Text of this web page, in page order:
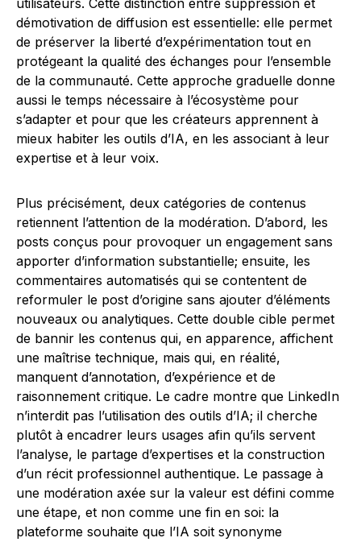
utilisateurs. Cette distinction entre suppression et
démotivation de diffusion est essentielle: elle permet
de préserver la liberté d’expérimentation tout en
protégeant la qualité des échanges pour l’ensemble
de la communauté. Cette approche graduelle donne
aussi le temps nécessaire à l’écosystème pour
s’adapter et pour que les créateurs apprennent à
mieux habiter les outils d’IA, en les associant à leur
expertise et à leur voix.
Plus précisément, deux catégories de contenus
retiennent l’attention de la modération. D’abord, les
posts conçus pour provoquer un engagement sans
apporter d’information substantielle; ensuite, les
commentaires automatisés qui se contentent de
reformuler le post d’origine sans ajouter d’éléments
nouveaux ou analytiques. Cette double cible permet
de bannir les contenus qui, en apparence, affichent
une maîtrise technique, mais qui, en réalité,
manquent d’annotation, d’expérience et de
raisonnement critique. Le cadre montre que LinkedIn
n’interdit pas l’utilisation des outils d’IA; il cherche
plutôt à encadrer leurs usages afin qu’ils servent
l’analyse, le partage d’expertises et la construction
d’un récit professionnel authentique. Le passage à
une modération axée sur la valeur est défini comme
une étape, et non comme une fin en soi: la
plateforme souhaite que l’IA soit synonyme